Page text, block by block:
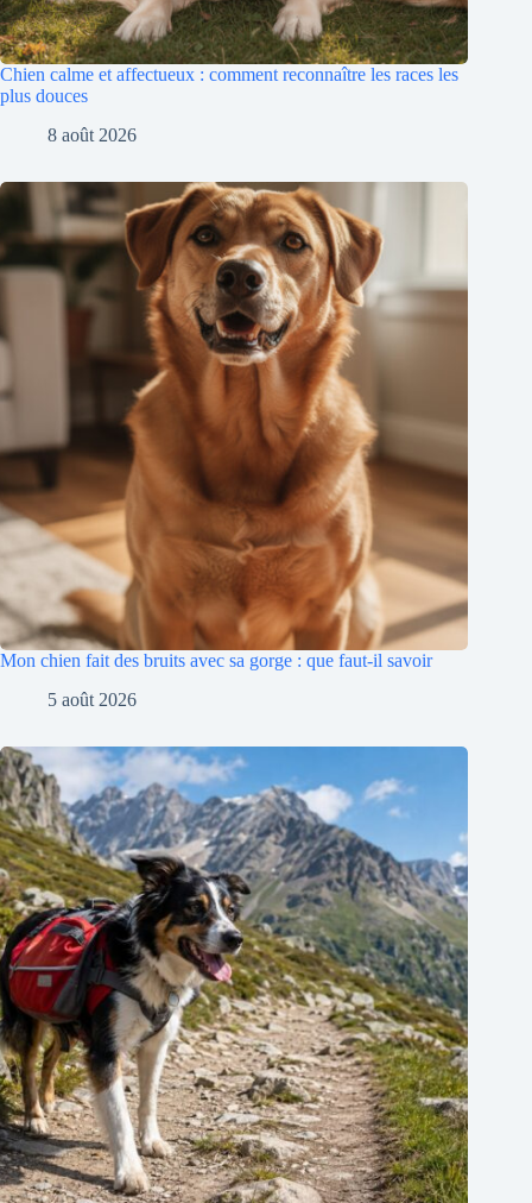
Chien calme et affectueux : comment reconnaître les races les
plus douces
8 août 2026
Mon chien fait des bruits avec sa gorge : que faut-il savoir
5 août 2026